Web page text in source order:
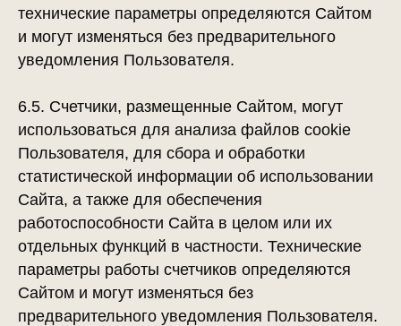
технические параметры определяются Сайтом
и могут изменяться без предварительного
уведомления Пользователя.
6.5. Счетчики, размещенные Сайтом, могут
использоваться для анализа файлов cookie
Пользователя, для сбора и обработки
статистической информации об использовании
Сайта, а также для обеспечения
работоспособности Сайта в целом или их
отдельных функций в частности. Технические
параметры работы счетчиков определяются
Сайтом и могут изменяться без
предварительного уведомления Пользователя.